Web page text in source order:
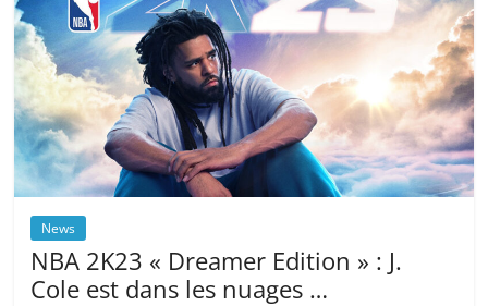
News
NBA 2K23 « Dreamer Edition » : J.
Cole est dans les nuages …